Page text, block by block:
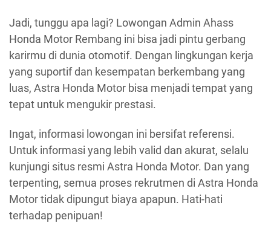
Jadi, tunggu apa lagi? Lowongan Admin Ahass
Honda Motor Rembang ini bisa jadi pintu gerbang
karirmu di dunia otomotif. Dengan lingkungan kerja
yang suportif dan kesempatan berkembang yang
luas, Astra Honda Motor bisa menjadi tempat yang
tepat untuk mengukir prestasi.
Ingat, informasi lowongan ini bersifat referensi.
Untuk informasi yang lebih valid dan akurat, selalu
kunjungi situs resmi Astra Honda Motor. Dan yang
terpenting, semua proses rekrutmen di Astra Honda
Motor tidak dipungut biaya apapun. Hati-hati
terhadap penipuan!